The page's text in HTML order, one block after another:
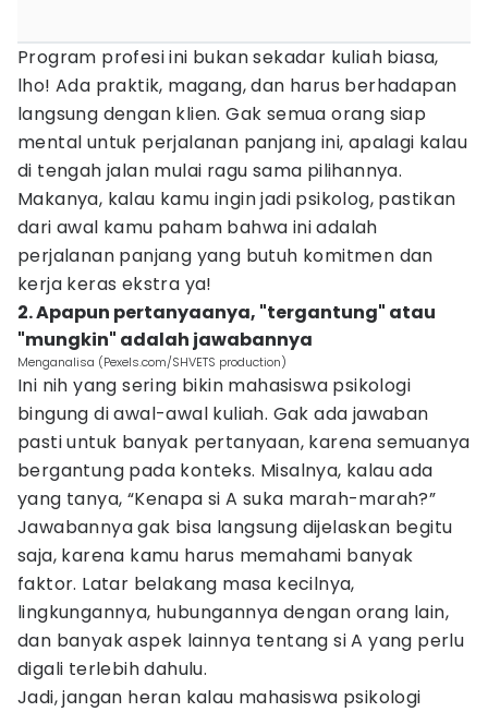
Program profesi ini bukan sekadar kuliah biasa,
lho! Ada praktik, magang, dan harus berhadapan
langsung dengan klien. Gak semua orang siap
mental untuk perjalanan panjang ini, apalagi kalau
di tengah jalan mulai ragu sama pilihannya.
Makanya, kalau kamu ingin jadi psikolog, pastikan
dari awal kamu paham bahwa ini adalah
perjalanan panjang yang butuh komitmen dan
kerja keras ekstra ya!
2. Apapun pertanyaanya, "tergantung" atau
"mungkin" adalah jawabannya
Menganalisa (Pexels.com/SHVETS production)
Ini nih yang sering bikin mahasiswa psikologi
bingung di awal-awal kuliah. Gak ada jawaban
pasti untuk banyak pertanyaan, karena semuanya
bergantung pada konteks. Misalnya, kalau ada
yang tanya, “Kenapa si A suka marah-marah?”
Jawabannya gak bisa langsung dijelaskan begitu
saja, karena kamu harus memahami banyak
faktor. Latar belakang masa kecilnya,
lingkungannya, hubungannya dengan orang lain,
dan banyak aspek lainnya tentang si A yang perlu
digali terlebih dahulu.
Jadi, jangan heran kalau mahasiswa psikologi